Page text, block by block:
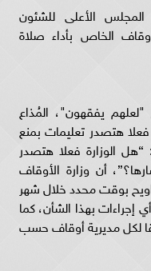
الأعلى للشئون
الخاص بأداء صلاة
يفقهون"، المُذاع
هتصدر تعليمات بمنع
“هل الوزارة فعلا هتصدر
أن وزارة الأوقاف
بوقت محدد خلال شهر
إجراءات بهذا الشأن، كما
لكل مديرية أوقاف حسب